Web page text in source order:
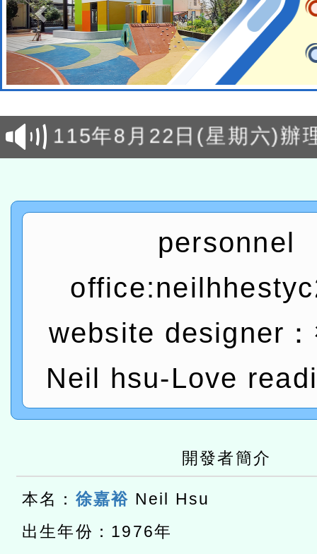
轉知經濟部水利署委託財
研究院辦理「115年表揚
位及節水達人選拔活動」
115年8月22日(星期六)辦
市孔廟祈福系列活動—儒
2026年桃園地景藝術節教
「2026桃園藝術巡演」活
轉知教育部國民及學前教
灣師範大學辦理「114至
進學校輔導計畫師資專業
計畫
民族教育政策研討會「原
趨勢與發展」
轉知教育部國民及學前教
政府教育局辦理「115年
研習實施計畫－夢的N次
北場」計畫
函轉國立臺灣師範大學辦
臺北學習中心115年度第2
班」招生簡章及EDM
轉知有關國立成功大學辦
共融平台-教案暨教學示範
教育部國民及學前教育署
擴大為「滿6個月以上尚未
措施，延長至115年9月28
研究院辦理「115年表揚
位及節水達人選拔活動」
115年8月22日(星期六)辦
市孔廟祈福系列活動—儒
2026年桃園地景藝術節教
personnel
website designer
Neil hsu-Love
開發者簡介
本名： 徐嘉裕 Neil Hsu
出生年份：1976年